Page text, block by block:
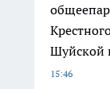
Шуйской
15:46